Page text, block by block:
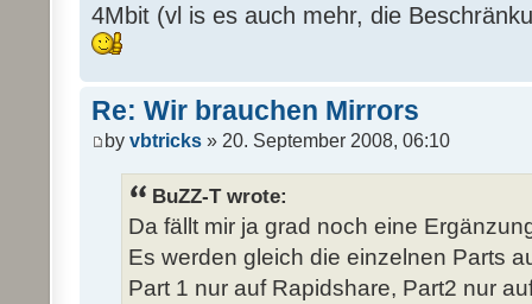
4Mbit (vl is es auch mehr, die
Re: Wir brauchen Mirrors
by vbtricks » 20. September 2008, 06:10
BuZZ-T wrote:
Da fällt mir ja grad noch eine
Es werden gleich die einzelnen Parts
Part 1 nur auf Rapidshare, Part2 nur